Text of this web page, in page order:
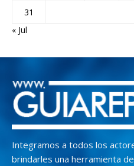
31
« Jul
Integramos a todos los
brindarles una herramienta